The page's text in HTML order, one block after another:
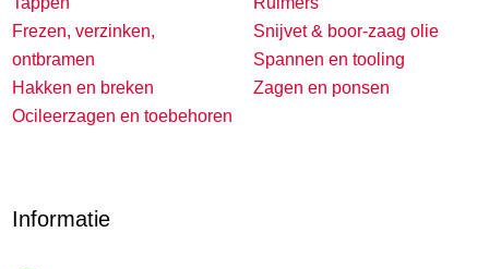
Frezen, verzinken,
ontbramen
Hakken en breken
Ocileerzagen en toebehoren
Snijvet & boor-zaag olie
Spannen en tooling
Zagen en ponsen
Informatie